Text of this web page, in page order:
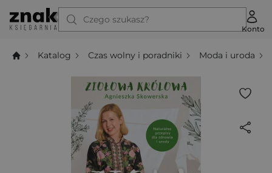
Czego szukasz?
Konto
Katalog Czas wolny i poradniki Moda i uroda